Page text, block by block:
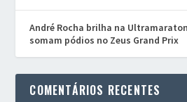
André Rocha brilha na
somam pódios no Zeus Grand Prix
COMENTÁRIOS RECENTES